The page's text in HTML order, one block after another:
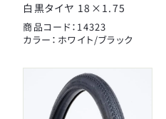
白黒タイヤ 18×1.75
商品コード：14323
カラー：ホワイト/ブラック